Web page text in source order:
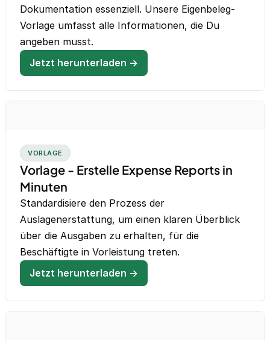
Dokumentation essenziell. Unsere Eigenbeleg-
Vorlage umfasst alle Informationen, die Du
angeben musst.
Jetzt herunterladen →
VORLAGE
Vorlage - Erstelle Expense Reports in
Minuten
Standardisiere den Prozess der
Auslagenerstattung, um einen klaren Überblick
über die Ausgaben zu erhalten, für die
Beschäftigte in Vorleistung treten.
Jetzt herunterladen →